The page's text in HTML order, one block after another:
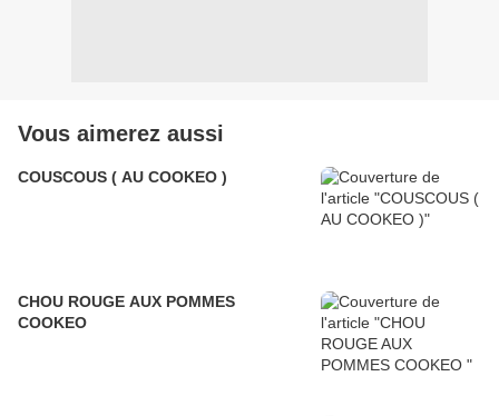
Vous aimerez aussi
COUSCOUS ( AU COOKEO )
CHOU ROUGE AUX POMMES
COOKEO